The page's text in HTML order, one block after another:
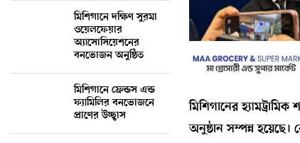
মিশিগানে দক্ষিণ সুরমা
ওয়েলফেয়ার
অ্যাসোসিয়েশনের
বনভোজন অনুষ্ঠিত
মিশিগানে ফ্রেন্ডস এন্ড
ফ্যামিলির বনভোজনে
প্রাণের উচ্ছ্বাস
মিশিগানের
অনুষ্ঠান সম্পন্ন হয়েছে।